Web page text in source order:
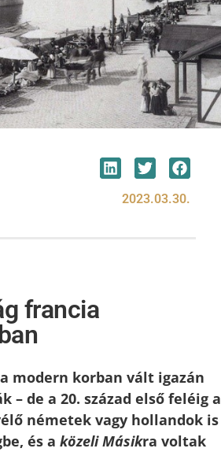
2023.03.30.
francia
modern korban vált igazán
– de a 20. század első feléig a
németek vagy hollandok is
és a közeli Másikra voltak